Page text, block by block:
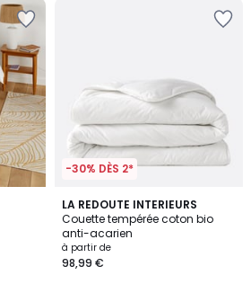
-30% DÈS 2*
LA REDOUTE INTERIEURS
Couette tempérée coton bio
anti-acarien
à partir de
98,99 €
4,4
/ 5